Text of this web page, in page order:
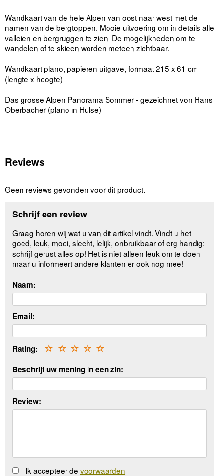
Wandkaart van de hele Alpen van oost naar west met de
namen van de bergtoppen. Mooie uitvoering om in details alle
valleien en bergruggen te zien. De mogelijkheden om te
wandelen of te skieen worden meteen zichtbaar.
Wandkaart plano, papieren uitgave, formaat 215 x 61 cm
(lengte x hoogte)
Das grosse Alpen Panorama Sommer - gezeichnet von Hans
Oberbacher (plano in Hülse)
Reviews
Geen reviews gevonden voor dit product.
Schrijf een review
Graag horen wij wat u van dit artikel vindt. Vindt u het
goed, leuk, mooi, slecht, lelijk, onbruikbaar of erg handig:
schrijf gerust alles op! Het is niet alleen leuk om te doen
maar u informeert andere klanten er ook nog mee!
Naam:
Email:
Rating: ☆
☆
☆
☆
☆
Beschrijf uw mening in een zin:
Review:
Ik accepteer de voorwaarden